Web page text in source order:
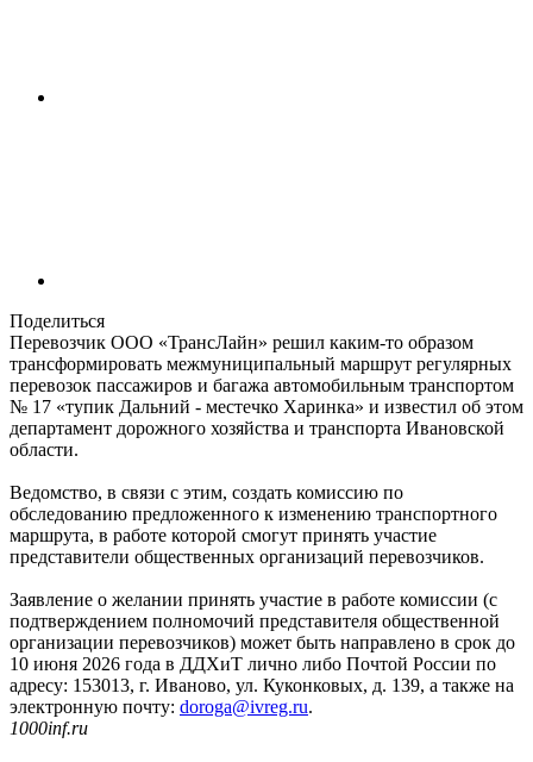
Поделиться
Перевозчик ООО «ТрансЛайн» решил каким-то образом
трансформировать межмуниципальный маршрут регулярных
перевозок пассажиров и багажа автомобильным транспортом
№ 17 «тупик Дальний - местечко Харинка» и известил об этом
департамент дорожного хозяйства и транспорта Ивановской
области.
Ведомство, в связи с этим, создать комиссию по
обследованию предложенного к изменению транспортного
маршрута, в работе которой смогут принять участие
представители общественных организаций перевозчиков.
Заявление о желании принять участие в работе комиссии (с
подтверждением полномочий представителя общественной
организации перевозчиков) может быть направлено в срок до
10 июня 2026 года в ДДХиТ лично либо Почтой России по
адресу: 153013, г. Иваново, ул. Куконковых, д. 139, а также на
электронную почту: doroga@ivreg.ru.
1000inf.ru